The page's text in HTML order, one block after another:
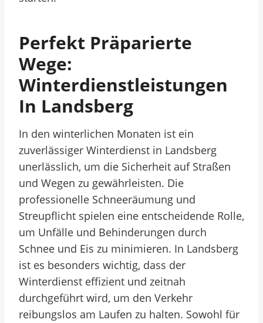
Perfekt Präparierte
Wege:
Winterdienstleistungen
In Landsberg
In den winterlichen Monaten ist ein
zuverlässiger Winterdienst in Landsberg
unerlässlich, um die Sicherheit auf Straßen
und Wegen zu gewährleisten. Die
professionelle Schneeräumung und
Streupflicht spielen eine entscheidende Rolle,
um Unfälle und Behinderungen durch
Schnee und Eis zu minimieren. In Landsberg
ist es besonders wichtig, dass der
Winterdienst effizient und zeitnah
durchgeführt wird, um den Verkehr
reibungslos am Laufen zu halten. Sowohl für